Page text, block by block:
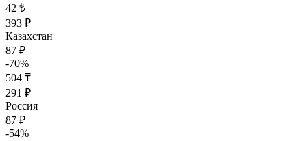
42 ₺
393 ₽
Казахстан
87 ₽
-70%
504 ₸
291 ₽
Россия
87 ₽
-54%